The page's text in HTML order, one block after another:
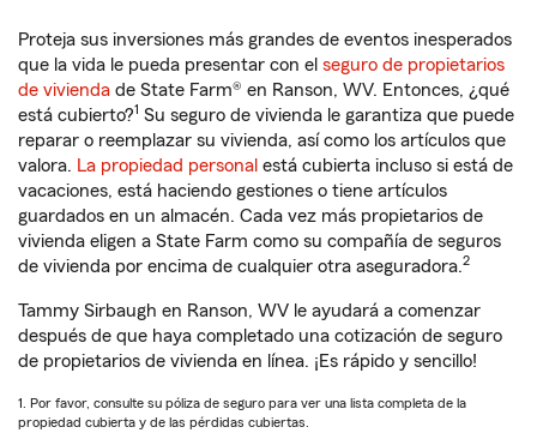
Proteja sus inversiones más grandes de eventos inesperados
que la vida le pueda presentar con el seguro de propietarios
de vivienda de State Farm® en Ranson, WV. Entonces, ¿qué
está cubierto?1 Su seguro de vivienda le garantiza que puede
reparar o reemplazar su vivienda, así como los artículos que
valora. La propiedad personal está cubierta incluso si está de
vacaciones, está haciendo gestiones o tiene artículos
guardados en un almacén. Cada vez más propietarios de
vivienda eligen a State Farm como su compañía de seguros
de vivienda por encima de cualquier otra aseguradora.2
Tammy Sirbaugh en Ranson, WV le ayudará a comenzar
después de que haya completado una cotización de seguro
de propietarios de vivienda en línea. ¡Es rápido y sencillo!
1. Por favor, consulte su póliza de seguro para ver una lista completa de la
propiedad cubierta y de las pérdidas cubiertas.